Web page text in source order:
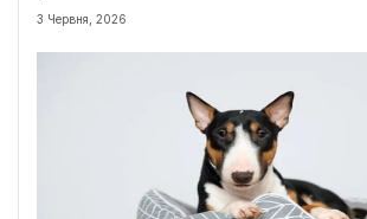
3 Червня, 2026